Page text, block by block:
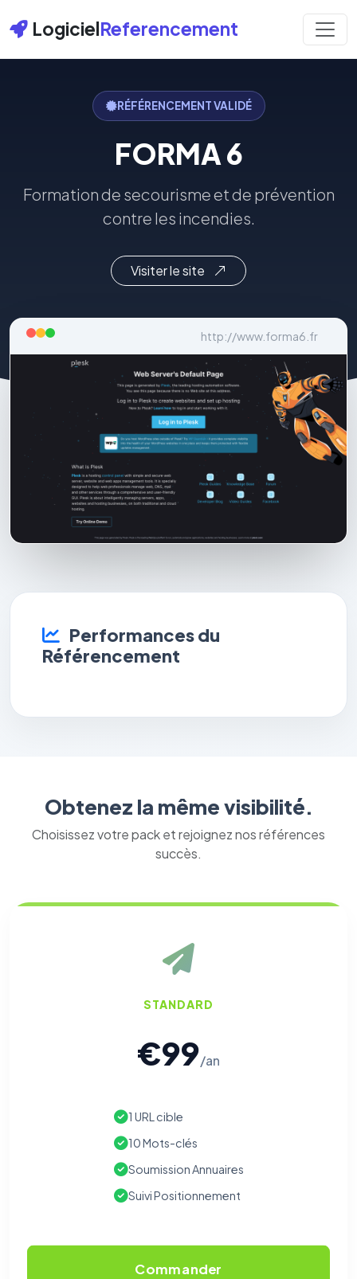
LogicielReferencement
RÉFÉRENCEMENT VALIDÉ
FORMA 6
Formation de secourisme et de prévention
contre les incendies.
Visiter le site
http://www.forma6.fr
Performances du
Référencement
Obtenez la même visibilité.
Choisissez votre pack et rejoignez nos références
succès.
STANDARD
€99/an
1 URL cible
10 Mots-clés
Soumission Annuaires
Suivi Positionnement
Commander